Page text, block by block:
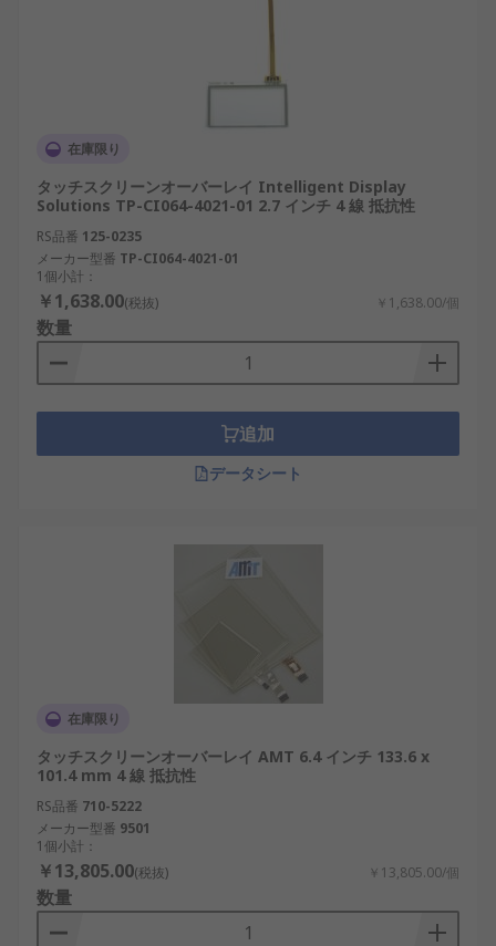
在庫限り
タッチスクリーンオーバーレイ Intelligent Display
Solutions TP-CI064-4021-01 2.7 インチ 4 線 抵抗性
RS品番 125-0235
メーカー型番 TP-CI064-4021-01
1個小計：
￥1,638.00(税抜) ￥1,638.00/個
数量
追加
データシート
在庫限り
タッチスクリーンオーバーレイ AMT 6.4 インチ 133.6 x
101.4 mm 4 線 抵抗性
RS品番 710-5222
メーカー型番 9501
1個小計：
￥13,805.00(税抜) ￥13,805.00/個
数量